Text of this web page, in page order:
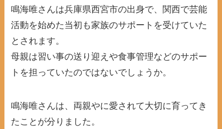
鳴海唯さんは兵庫県西宮市の出身で、関西で芸能
活動を始めた当初も家族のサポートを受けていた
とされます。
母親は習い事の送り迎えや食事管理などのサポー
トを担っていたのではないでしょうか。
鳴海唯さんは、両親やに愛されて大切に育ってき
たことが分りました。